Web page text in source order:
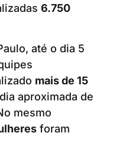
6.750
até o dia 5
mais de 15
aproximada de
mesmo
foram